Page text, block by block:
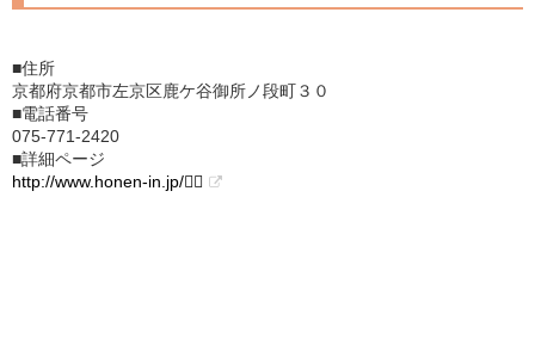
■住所
京都府京都市左京区鹿ケ谷御所ノ段町３０
■電話番号
075-771-2420
■詳細ページ
http://www.honen-in.jp/